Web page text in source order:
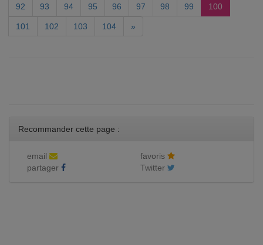
92 93 94 95 96 97 98 99 100
101 102 103 104 »
Recommander cette page :
email
favoris
partager
Twitter